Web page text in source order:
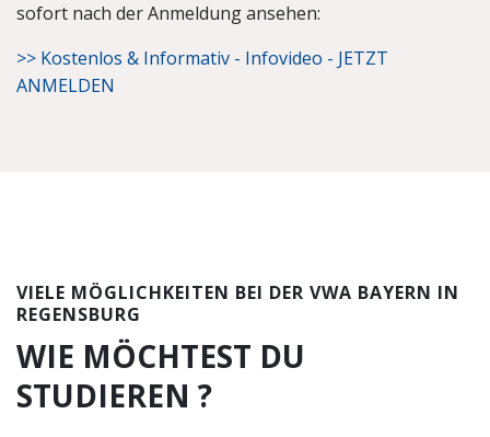
sofort nach der Anmeldung ansehen:
>> Kostenlos & Informativ - Infovideo - JETZT
ANMELDEN
VIELE MÖGLICHKEITEN BEI DER VWA BAYERN IN
REGENSBURG
WIE MÖCHTEST DU
STUDIEREN ?